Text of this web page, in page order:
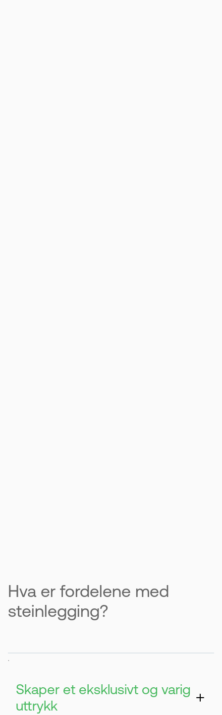
Hva er fordelene med
steinlegging?
.
Skaper et eksklusivt og varig
uttrykk